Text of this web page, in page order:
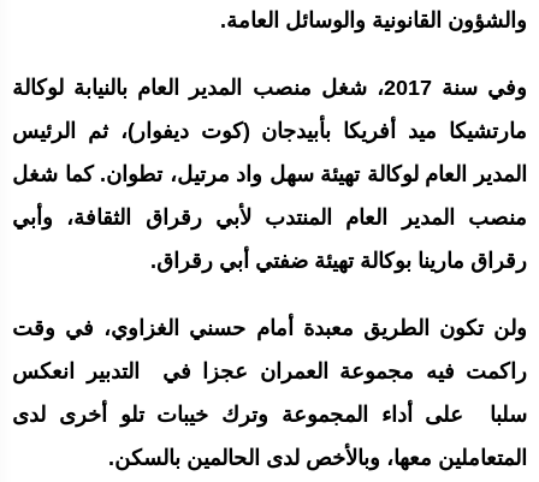
والشؤون القانونية والوسائل العامة.
وفي سنة 2017، شغل منصب المدير العام بالنيابة لوكالة
مارتشيكا ميد أفريكا بأبيدجان (كوت ديفوار)، ثم الرئيس
المدير العام لوكالة تهيئة سهل واد مرتيل، تطوان. كما شغل
منصب المدير العام المنتدب لأبي رقراق الثقافة، وأبي
رقراق مارينا بوكالة تهيئة ضفتي أبي رقراق.
ولن تكون الطريق معبدة أمام حسني الغزاوي، في وقت
راكمت فيه مجموعة العمران عجزا في التدبير انعكس
سلبا على أداء المجموعة وترك خيبات تلو أخرى لدى
المتعاملين معها، وبالأخص لدى الحالمين بالسكن.